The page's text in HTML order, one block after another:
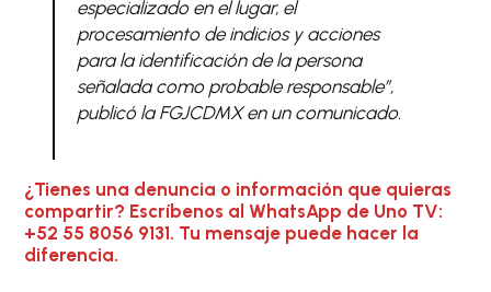
especializado en el lugar, el
procesamiento de indicios y acciones
para la identificación de la persona
señalada como probable responsable”,
publicó la FGJCDMX en un comunicado.
¿Tienes una denuncia o información que quieras
compartir? Escríbenos al WhatsApp de Uno TV:
+52 55 8056 9131. Tu mensaje puede hacer la
diferencia.